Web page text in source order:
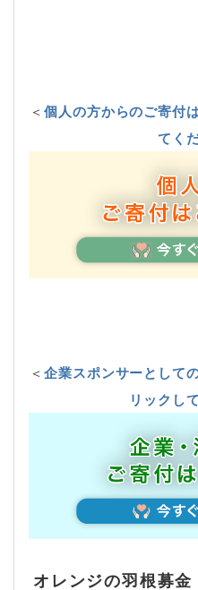
＜個人の方からのご寄付
てく
＜企業スポンサーとして
リックし
オレンジの羽根募金